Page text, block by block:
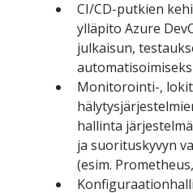
CI/CD-putkien
ylläpito Azure
julkaisun,
Monitorointi-,
hallinta
ja suorituskyvyn
(esim.